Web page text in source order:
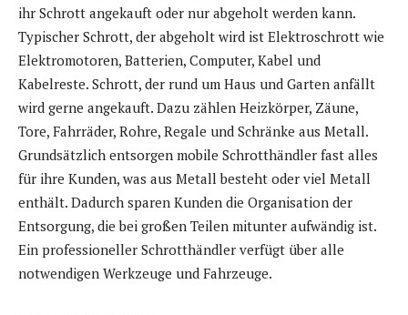
ihr Schrott angekauft oder nur abgeholt werden kann.
Typischer Schrott, der abgeholt wird ist Elektroschrott wie
Elektromotoren, Batterien, Computer, Kabel und
Kabelreste. Schrott, der rund um Haus und Garten anfällt
wird gerne angekauft. Dazu zählen Heizkörper, Zäune,
Tore, Fahrräder, Rohre, Regale und Schränke aus Metall.
Grundsätzlich entsorgen mobile Schrotthändler fast alles
für ihre Kunden, was aus Metall besteht oder viel Metall
enthält. Dadurch sparen Kunden die Organisation der
Entsorgung, die bei großen Teilen mitunter aufwändig ist.
Ein professioneller Schrotthändler verfügt über alle
notwendigen Werkzeuge und Fahrzeuge.